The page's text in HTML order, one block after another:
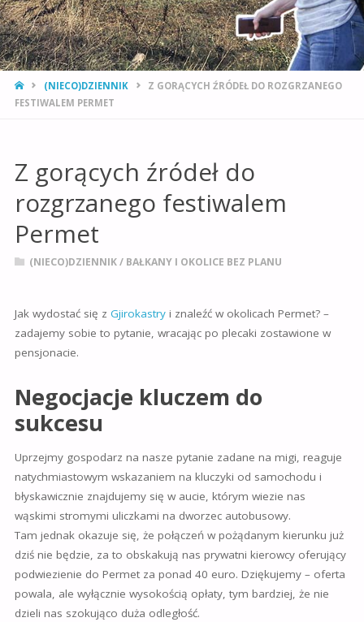
STRONA
GŁÓWNA
(NIECO)DZIENNIK
Z GORĄCYCH ŹRÓDEŁ DO ROZGRZANEGO
FESTIWALEM PERMET
Z gorących źródeł do
rozgrzanego festiwalem
Permet
(NIECO)DZIENNIK/ BAŁKANY I OKOLICE BEZ PLANU
Jak wydostać się z Gjirokastryi znaleźć w okolicach Permet? –
zadajemy sobie to pytanie, wracając po plecaki zostawione w
pensjonacie.
Negocjacje kluczem do
sukcesu
Uprzejmy gospodarz na nasze pytanie zadane na migi, reaguje
natychmiastowym wskazaniem na kluczyki od samochodu i
błyskawicznie znajdujemy się w aucie, którym wiezie nas
wąskimi stromymi uliczkami na dworzec autobusowy.
Tam jednak okazuje się, że połączeń w pożądanym kierunku już
dziś nie będzie, za to obskakują nas prywatni kierowcy oferujący
podwiezienie do Permet za ponad 40 euro. Dziękujemy – oferta
powala, ale wyłącznie wysokością opłaty, tym bardziej, że nie
dzieli nas szokująco duża odległość.